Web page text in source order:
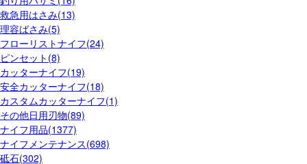
救急用はさみ(13)
理容ばさみ(5)
フローリストナイフ(24)
ピンセット(8)
カッターナイフ(19)
安全カッターナイフ(18)
カスタムカッターナイフ(1)
その他日用刃物(89)
ナイフ用品(1377)
ナイフメンテナンス(698)
砥石(302)